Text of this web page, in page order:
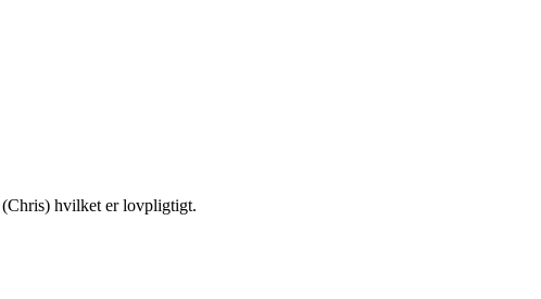
hvilket er lovpligtigt.